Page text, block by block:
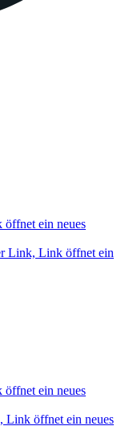
ein neues
Link, Link öffnet ein
ein neues
Link öffnet ein neues